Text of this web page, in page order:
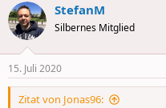
StefanM
Silbernes Mitglied
15. Juli 2020
Zitat von Jonas96: